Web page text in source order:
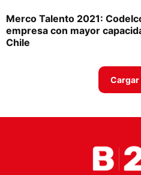
Revistas Digital
Merco Talento 2021:
empresa con mayor
Chile
Cargar